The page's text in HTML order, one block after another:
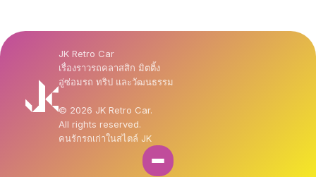
JK Retro Car
เรื่องราวรถคลาสสิก มิตติ้ง
อู่ซ่อมรถ ทริป และวัฒนธรรม
© 2026 JK Retro Car.
All rights reserved.
คนรักรถเก่าในสไตล์ JK